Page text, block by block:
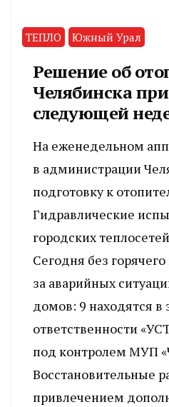
ТЕПЛО Южный Урал
Решение об
Челябинска
следующей
На еженедельном
в администрации
подготовку к
Гидравлические
городских
Сегодня без
за аварийных
домов: 9 находятся в
ответственности
под контролем МУП
Восстановительные
привлечением